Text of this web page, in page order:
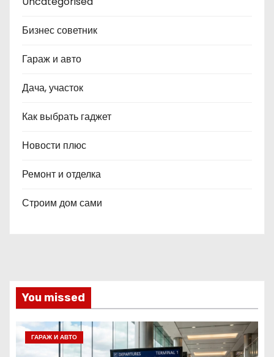
Бизнес советник
Гараж и авто
Дача, участок
Как выбрать гаджет
Новости плюс
Ремонт и отделка
Строим дом сами
You missed
ГАРАЖ И АВТО